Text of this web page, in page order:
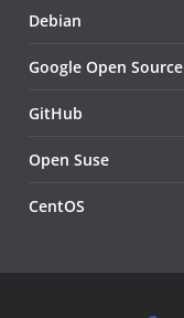
Debian
Google Open Source
GitHub
Open Suse
CentOS